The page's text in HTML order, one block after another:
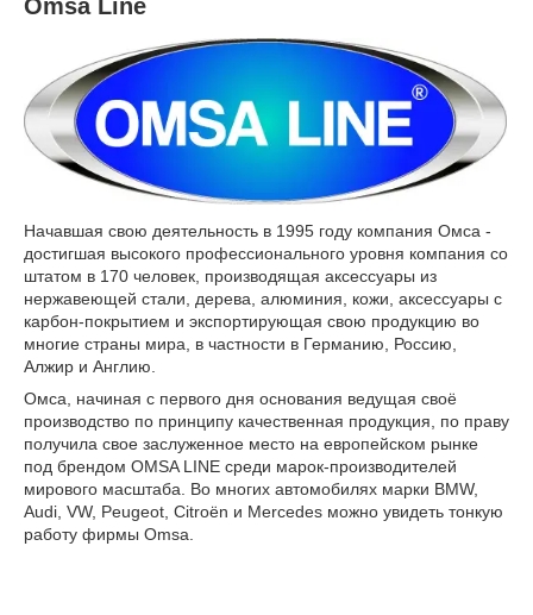
Omsa Line
Начавшая свою деятельность в 1995 году компания Омса -
достигшая высокого профессионального уровня компания со
штатом в 170 человек, производящая аксессуары из
нержавеющей стали, дерева, алюминия, кожи, аксессуары с
карбон-покрытием и экспортирующая свою продукцию во
многие страны мира, в частности в Германию, Россию,
Алжир и Англию.
Омса, начиная с первого дня основания ведущая своё
производство по принципу качественная продукция, по праву
получила свое заслуженное место на европейском рынке
под брендом OMSA LINE среди марок-производителей
мирового масштаба. Во многих автомобилях марки BMW,
Audi, VW, Peugeot, Citroёn и Mercedes можно увидеть тонкую
работу фирмы Omsa.